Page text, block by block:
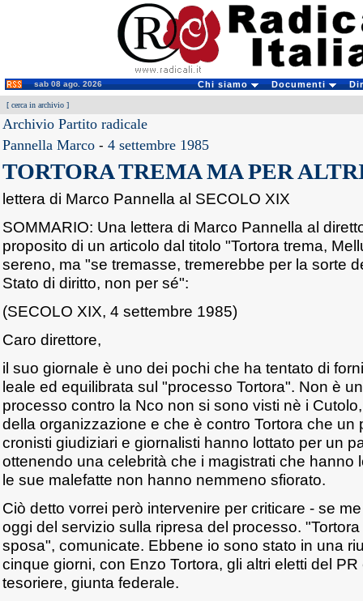
sab 08 ago. 2026 Chi siamo Documenti
[ cerca in archivio ]
Archivio Partito radicale
Pannella Marco - 4 settembre 1985
TORTORA TREMA MA PER
lettera di Marco Pannella al SECOLO XIX
SOMMARIO: Una lettera di Marco Pannella al
proposito di un articolo dal titolo "Tortora trema,
sereno, ma "se tremasse, tremerebbe per la sorte
Stato di diritto, non per sé":
(SECOLO XIX, 4 settembre 1985)
Caro direttore,
il suo giornale è uno dei pochi che ha tentato di
leale ed equilibrata sul "processo Tortora". Non è
processo contro la Nco non si sono visti nè i
della organizzazione e che è contro Tortora che un
cronisti giudiziari e giornalisti hanno lottato per un
ottenendo una celebrità che i magistrati che hanno
le sue malefatte non hanno nemmeno sfiorato.
Ciò detto vorrei però intervenire per criticare - se
oggi del servizio sulla ripresa del processo.
sposa", comunicate. Ebbene io sono stato in una
cinque giorni, con Enzo Tortora, gli altri eletti del
tesoriere, giunta federale.